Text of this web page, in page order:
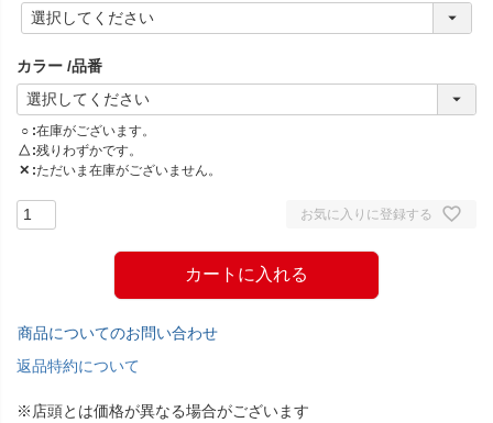
(
カラー 品番
○ 在庫がございます。
△ 残りわずかです。
✕ ただいま在庫がございません。
お気に入りに登録する
カートに入れる
商品についてのお問い合わせ
返品特約について
※店頭とは価格が異なる場合がございます